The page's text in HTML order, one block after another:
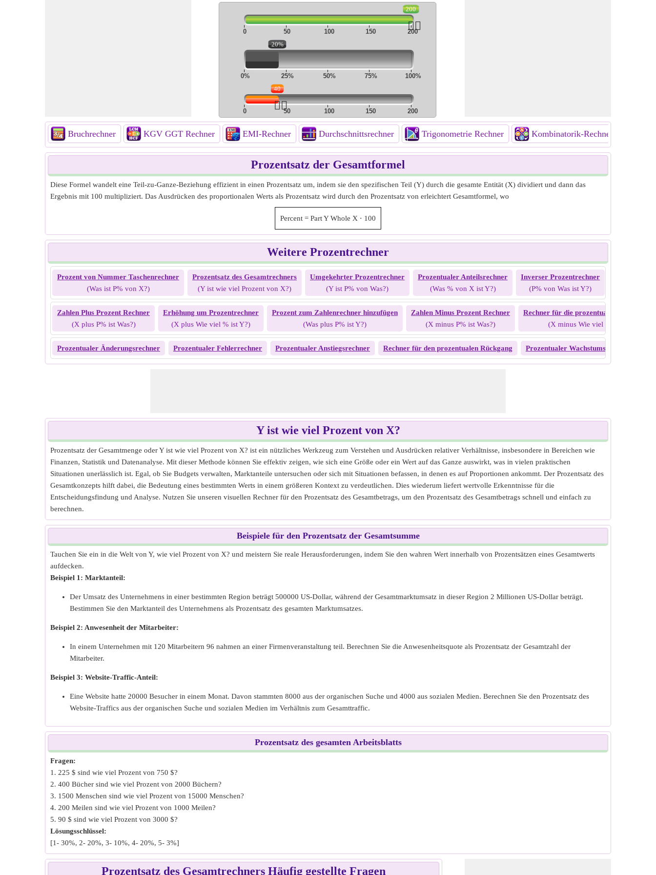
200
👆🏻
0 50 100 150
200
20%
0% 25% 50% 75%
100%
40
👆🏻
0 50 100 150 200
Bruchrechner KGV GGT Rechner EMI-Rechner Durchschnittsrechner Trigonometrie Rechner Kombinatorik-Rechner
Prozentsatz der Gesamtformel
Diese Formel wandelt eine Teil-zu-Ganze-Beziehung effizient in einen Prozentsatz um, indem sie den spezifischen Teil (Y) durch die gesamte Entität (X) dividiert und dann das
Ergebnis mit 100 multipliziert. Das Ausdrücken des proportionalen Werts als Prozentsatz wird durch den Prozentsatz von erleichtert Gesamtformel, wo
Percent = Part Y Whole X ⋅ 100
Weitere Prozentrechner
Prozent von Nummer Taschenrechner
(Was ist P% von X?)
Prozentsatz des Gesamtrechners
(Y ist wie viel Prozent von X?)
Umgekehrter Prozentrechner
(Y ist P% von Was?)
Prozentualer Anteilsrechner
(Was % von X ist Y?)
Inverser Prozentrechner
(P% von Was ist Y?)
Zahlen Plus Prozent Rechner
(X plus P% ist Was?)
Erhöhung um Prozentrechner
(X plus Wie viel % ist Y?)
Prozent zum Zahlenrechner hinzufügen
(Was plus P% ist Y?)
Zahlen Minus Prozent Rechner
(X minus P% ist Was?)
Rechner für die prozentuale
(X minus Wie viel % ist Y?)
Prozentualer Änderungsrechner Prozentualer Fehlerrechner Prozentualer Anstiegsrechner Rechner für den prozentualen Rückgang Prozentualer Wachstumsrechner
Y ist wie viel Prozent von X?
Prozentsatz der Gesamtmenge oder Y ist wie viel Prozent von X? ist ein nützliches Werkzeug zum Verstehen und Ausdrücken relativer Verhältnisse, insbesondere in Bereichen wie
Finanzen, Statistik und Datenanalyse. Mit dieser Methode können Sie effektiv zeigen, wie sich eine Größe oder ein Wert auf das Ganze auswirkt, was in vielen praktischen
Situationen unerlässlich ist. Egal, ob Sie Budgets verwalten, Marktanteile untersuchen oder sich mit Situationen befassen, in denen es auf Proportionen ankommt. Der Prozentsatz des
Gesamtkonzepts hilft dabei, die Bedeutung eines bestimmten Werts in einem größeren Kontext zu verdeutlichen. Dies wiederum liefert wertvolle Erkenntnisse für die
Entscheidungsfindung und Analyse. Nutzen Sie unseren visuellen Rechner für den Prozentsatz des Gesamtbetrags, um den Prozentsatz des Gesamtbetrags schnell und einfach zu
berechnen.
Beispiele für den Prozentsatz der Gesamtsumme
Tauchen Sie ein in die Welt von Y, wie viel Prozent von X? und meistern Sie reale Herausforderungen, indem Sie den wahren Wert innerhalb von Prozentsätzen eines Gesamtwerts
aufdecken.
Beispiel 1: Marktanteil:
Der Umsatz des Unternehmens in einer bestimmten Region beträgt 500000 US-Dollar, während der Gesamtmarktumsatz in dieser Region 2 Millionen US-Dollar beträgt.
Bestimmen Sie den Marktanteil des Unternehmens als Prozentsatz des gesamten Marktumsatzes.
Beispiel 2: Anwesenheit der Mitarbeiter:
In einem Unternehmen mit 120 Mitarbeitern 96 nahmen an einer Firmenveranstaltung teil. Berechnen Sie die Anwesenheitsquote als Prozentsatz der Gesamtzahl der
Mitarbeiter.
Beispiel 3: Website-Traffic-Anteil:
Eine Website hatte 20000 Besucher in einem Monat. Davon stammten 8000 aus der organischen Suche und 4000 aus sozialen Medien. Berechnen Sie den Prozentsatz des
Website-Traffics aus der organischen Suche und sozialen Medien im Verhältnis zum Gesamttraffic.
Prozentsatz des gesamten Arbeitsblatts
Fragen:
1. 225 $ sind wie viel Prozent von 750 $?
2. 400 Bücher sind wie viel Prozent von 2000 Büchern?
3. 1500 Menschen sind wie viel Prozent von 15000 Menschen?
4. 200 Meilen sind wie viel Prozent von 1000 Meilen?
5. 90 $ sind wie viel Prozent von 3000 $?
Lösungsschlüssel:
[1- 30%, 2- 20%, 3- 10%, 4- 20%, 5- 3%]
Prozentsatz des Gesamtrechners Häufig gestellte Fragen